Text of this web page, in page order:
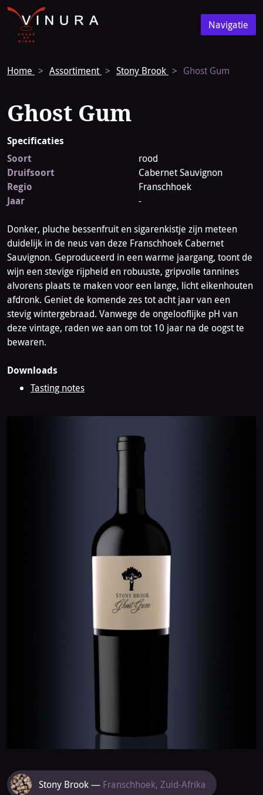
Vinura
Navigatie
Navigatie
Home Assortiment Stony Brook Ghost Gum
Ghost Gum
Specificaties
Soort
rood
Druifsoort
Cabernet Sauvignon
Regio
Franschhoek
Jaar
-
Donker, pluche bessenfruit en sigarenkistje zijn meteen
duidelijk in de neus van deze Franschhoek Cabernet
Sauvignon. Geproduceerd in een warme jaargang, toont de
wijn een stevige rijpheid en robuuste, gripvolle tannines
alvorens plaats te maken voor een lange, licht eikenhouten
afdronk. Geniet de komende zes tot acht jaar van een
stevig wintergebraad. Vanwege de ongelooflijke pH van
deze vintage, raden we aan om tot 10 jaar na de oogst te
bewaren.
Downloads
Tasting notes
MeerStony Brook — Franschhoek, Zuid-Afrika